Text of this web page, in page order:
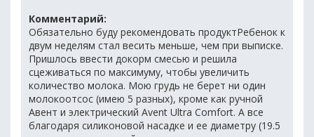
Комментарий:
Обязательно буду рекомендовать продуктРебенок к
двум неделям стал весить меньше, чем при выписке.
Пришлось ввести докорм смесью и решила
сцеживаться по максимуму, чтобы увеличить
количество молока. Мою грудь не берет ни один
молокоотсос (имею 5 разных), кроме как ручной
Авент и электрический Avent Ultra Comfort. А все
благодаря силиконовой насадке и ее диаметру (19.5